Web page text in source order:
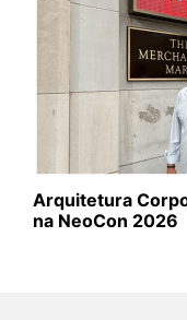
Arquitetura
na NeoCon 2026